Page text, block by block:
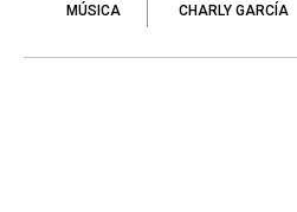
MÚSICA CHARLY GARCÍA